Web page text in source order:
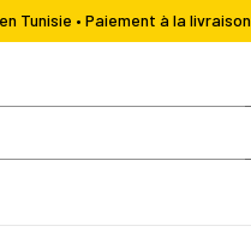
Tunisie • Paiement à la livraison